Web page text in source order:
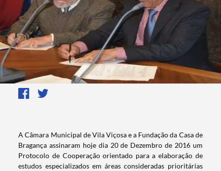
​​​​​​​​​​A Câmara Municipal de Vila Viçosa e a Fundação da Casa de
Bragança assinaram hoje dia 20 de Dezembro de 2016 um
Protocolo de Cooperação orientado para a elaboração de
estudos especializados em áreas consideradas prioritárias